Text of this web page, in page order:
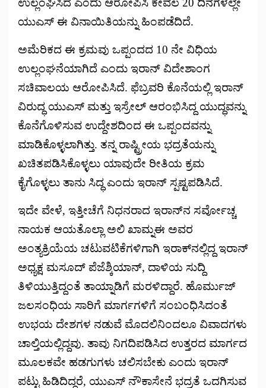
ಯುಎಸ್ ಈ ವಿನಾಯಿತಿಯನ್ನು ಹಿಂಪಡೆದಿದೆ.
ಅಮೆರಿಕದ ಈ ಕ್ರಮವು ಒಪ್ಪಂದದ 10 ನೇ ವಿಧಿಯ
ಉಲ್ಲಂಘನೆಯಾಗಿದೆ ಎಂದು ಇರಾನ್ ವಿದೇಶಾಂಗ
ಸಚಿವಾಲಯ ಆರೋಪಿಸಿದೆ. ಫೆಬ್ರವರಿ ಕೊನೆಯಲ್ಲಿ ಇರಾನ್
ವಿರುದ್ಧ ಯುಎಸ್ ಮತ್ತು ಇಸ್ರೇಲ್ ಆರಂಭಿಸಿದ್ದ ಯುದ್ಧವನ್ನು
ಕೊನೆಗೊಳಿಸುವ ಉದ್ದೇಶದಿಂದ ಈ ಒಪ್ಪಂದವನ್ನು
ಮಾಡಿಕೊಳ್ಳಲಾಗಿತ್ತು. ತನ್ನ ರಾಷ್ಟ್ರೀಯ ಭದ್ರತೆಯನ್ನು
ಖಚಿತಪಡಿಸಿಕೊಳ್ಳಲು ಯಾವುದೇ ರೀತಿಯ ಕ್ರಮ
ಕೈಗೊಳ್ಳಲು ತಾನು ಸಿದ್ಧ ಎಂದು ಇರಾನ್ ಸ್ಪಷ್ಟಪಡಿಸಿದೆ.
ಇದೇ ವೇಳೆ, ಇತ್ತೀಚೆಗೆ ನಿಧನರಾದ ಇರಾನ್‌ನ ಸರ್ವೋಚ್ಚ
ನಾಯಕ ಆಯತೊಲ್ಲಾ ಅಲಿ ಖಾಮ್ನಈ ಅವರ
ಅಂತ್ಯಕ್ರಿಯೆಯ ಚಟುವಟಿಕೆಗಳಿಗಾಗಿ ಇರಾಕ್‌ನಲ್ಲಿದ್ದ ಇರಾನ್
ಅಧ್ಯಕ್ಷ ಮಸೂದ್ ಪೆಜೆಶ್ಕಿಯಾನ್, ದಾಳಿಯ ಸುದ್ದಿ
ತಿಳಿಯುತ್ತಿದ್ದಂತೆ ತಾಯ್ನಾಡಿಗೆ ಮರಳಿದ್ದಾರೆ. ಹೊರ್ಮುಜ್
ಜಲಸಂಧಿಯ ಸಾರಿಗೆ ಮಾರ್ಗಗಳಿಗೆ ಸಂಬಂಧಿಸಿದಂತೆ
ಉಭಯ ದೇಶಗಳ ನಡುವೆ ಮೊದಲಿನಿಂದಲೂ ವಿವಾದಗಳು
ಚಾಲ್ತಿಯಲ್ಲಿದ್ದವು. ತಾವು ನಿಗದಿಪಡಿಸಿದ ಉತ್ತರದ ಮಾರ್ಗದ
ಮೂಲಕವೇ ಹಡಗುಗಳು ಚಲಿಸಬೇಕು ಎಂದು ಇರಾನ್
ಪಟ್ಟು ಹಿಡಿದಿದ್ದರೆ, ಯುಎಸ್ ನೌಕಾಸೇನೆ ಭದ್ರತೆ ಒದಗಿಸುವ